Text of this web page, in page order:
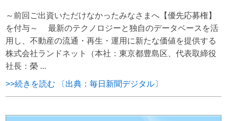
～前回ご出資いただけなかったみなさまへ【優先応募権】
を付与～ 最新のテクノロジーと独自のデータベースを活
用し、不動産の流通・再生・運用に新たな価値を提供する
株式会社ランドネット（本社：東京都豊島区、代表取締役
社長：榮 ...
>>続きを読む 〔出典：毎日新聞デジタル〕